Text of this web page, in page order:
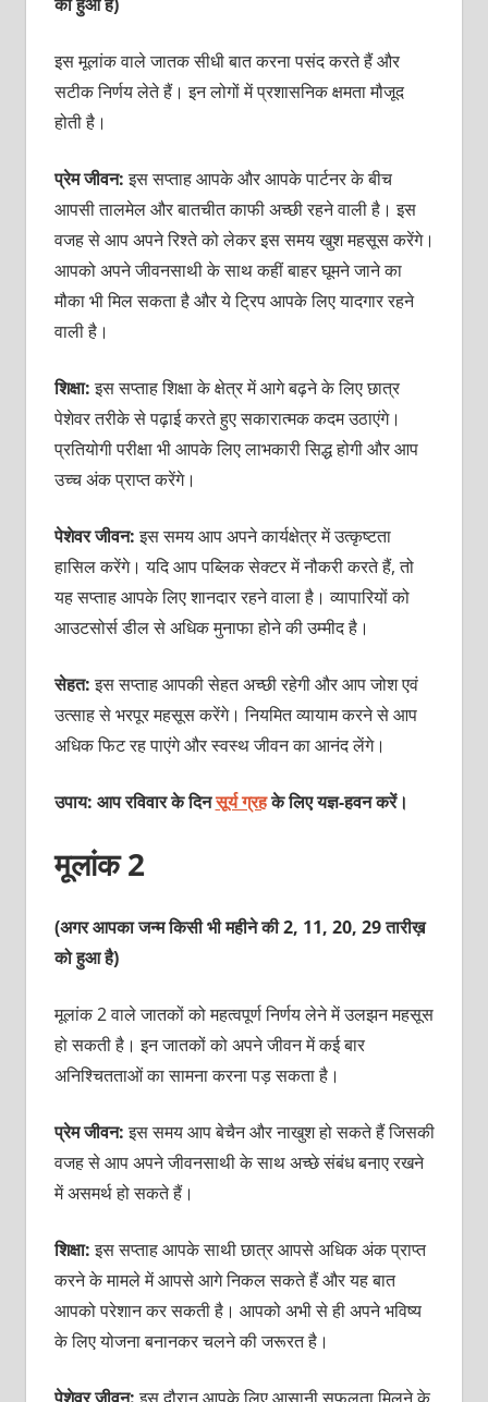
को हुआ है)
इस मूलांक वाले जातक सीधी बात करना पसंद करते हैं और
सटीक निर्णय लेते हैं। इन लोगों में प्रशासनिक क्षमता मौजूद
होती है।
प्रेम जीवन:इस सप्‍ताह आपके और आपके पार्टनर के बीच
आपसी तालमेल और बातचीत काफी अच्‍छी रहने वाली है। इस
वजह से आप अपने रिश्‍ते को लेकर इस समय खुश महसूस करेंगे।
आपको अपने जीवनसाथी के साथ कहीं बाहर घूमने जाने का
मौका भी मिल सकता है और ये ट्रिप आपके लिए यादगार रहने
वाली है।
शिक्षा:इस सप्‍ताह शिक्षा के क्षेत्र में आगे बढ़ने के लिए छात्र
पेशेवर तरीके से पढ़ाई करते हुए सकारात्‍मक कदम उठाएंगे।
प्रतियोगी परीक्षा भी आपके लिए लाभकारी सिद्ध होगी और आप
उच्‍च अंक प्राप्‍त करेंगे।
पेशेवर जीवन:इस समय आप अपने कार्यक्षेत्र में उत्‍कृष्‍टता
हासिल करेंगे। यदि आप पब्लिक सेक्‍टर में नौकरी करते हैं, तो
यह सप्‍ताह आपके लिए शानदार रहने वाला है। व्‍यापारियों को
आउटसोर्स डील से अधिक मुनाफा होने की उम्‍मीद है।
सेहत:इस सप्‍ताह आपकी सेहत अच्‍छी रहेगी और आप जोश एवं
उत्‍साह से भरपूर महसूस करेंगे। नियमित व्‍यायाम करने से आप
अधिक फिट रह पाएंगे और स्‍वस्‍थ जीवन का आनंद लेंगे।
उपाय: आप रविवार के दिनसूर्य ग्रहके लिए यज्ञ-हवन करें।
मूलांक 2
(अगर आपका जन्म किसी भी महीने की 2, 11, 20, 29 तारीख़
को हुआ है)
मूलांक 2 वाले जातकों को महत्‍वपूर्ण निर्णय लेने में उलझन महसूस
हो सकती है। इन जातकों को अपने जीवन में कई बार
अनिश्चितताओं का सामना करना पड़ सकता है।
प्रेम जीवन:इस समय आप बेचैन और नाखुश हो सकते हैं जिसकी
वजह से आप अपने जीवनसाथी के साथ अच्‍छे संबंध बनाए रखने
में असमर्थ हो सकते हैं।
शिक्षा:इस सप्‍ताह आपके साथी छात्र आपसे अधिक अंक प्राप्‍त
करने के मामले में आपसे आगे निकल सकते हैं और यह बात
आपको परेशान कर सकती है। आपको अभी से ही अपने भविष्‍य
के लिए योजना बनानकर चलने की जरूरत है।